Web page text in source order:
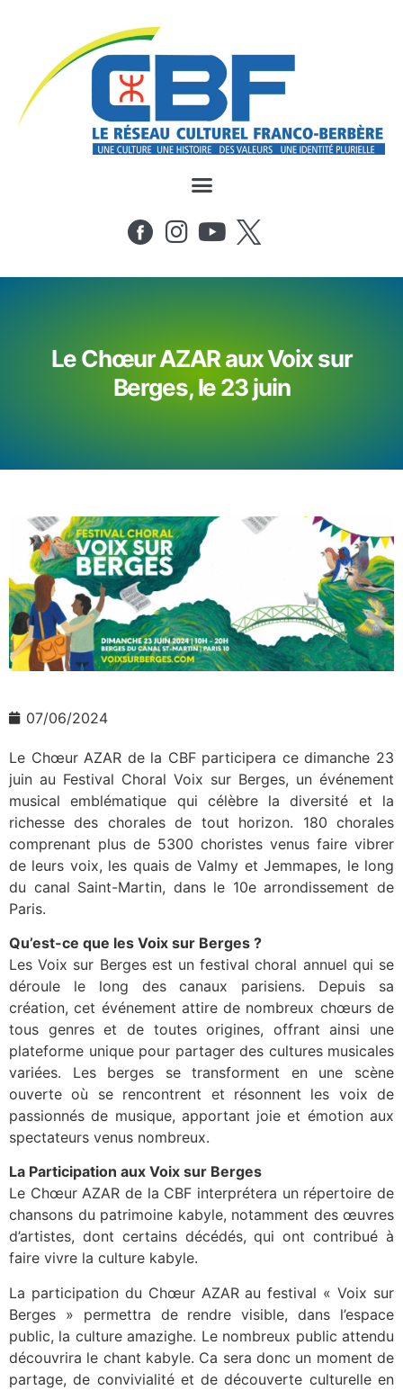
Le Chœur AZAR aux Voix sur
Berges, le 23 juin
07/06/2024
Le Chœur AZAR de la CBF participera ce dimanche 23
juin au Festival Choral Voix sur Berges, un événement
musical emblématique qui célèbre la diversité et la
richesse des chorales de tout horizon. 180 chorales
comprenant plus de 5300 choristes venus faire vibrer
de leurs voix, les quais de Valmy et Jemmapes, le long
du canal Saint-Martin, dans le 10e arrondissement de
Paris.
Qu’est-ce que les Voix sur Berges ?
Les Voix sur Berges est un festival choral annuel qui se
déroule le long des canaux parisiens. Depuis sa
création, cet événement attire de nombreux chœurs de
tous genres et de toutes origines, offrant ainsi une
plateforme unique pour partager des cultures musicales
variées. Les berges se transforment en une scène
ouverte où se rencontrent et résonnent les voix de
passionnés de musique, apportant joie et émotion aux
spectateurs venus nombreux.
La Participation aux Voix sur Berges
Le Chœur AZAR de la CBF interprétera un répertoire de
chansons du patrimoine kabyle, notamment des œuvres
d’artistes, dont certains décédés, qui ont contribué à
faire vivre la culture kabyle.
La participation du Chœur AZAR au festival « Voix sur
Berges » permettra de rendre visible, dans l’espace
public, la culture amazighe. Le nombreux public attendu
découvrira le chant kabyle. Ca sera donc un moment de
partage, de convivialité et de découverte culturelle en